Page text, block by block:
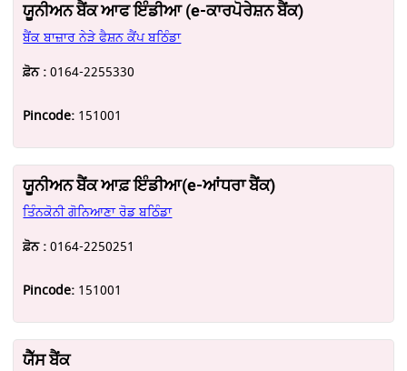
ਯੂਨੀਅਨ ਬੈਂਕ ਆਫ ਇੰਡੀਆ (e-ਕਾਰਪੋਰੇਸ਼ਨ ਬੈਂਕ)
ਬੈਂਕ ਬਾਜ਼ਾਰ ਨੇੜੇ ਫੈਸ਼ਨ ਕੈਂਪ ਬਠਿੰਡਾ
ਫ਼ੋਨ :0164-2255330
Pincode: 151001
ਯੂਨੀਅਨ ਬੈਂਕ ਆਫ਼ ਇੰਡੀਆ(e-ਆਂਧਰਾ ਬੈਂਕ)
ਤਿੰਨਕੋਨੀ ਗੋਨਿਆਣਾ ਰੋਡ ਬਠਿੰਡਾ
ਫ਼ੋਨ :0164-2250251
Pincode: 151001
ਯੈੱਸ ਬੈਂਕ